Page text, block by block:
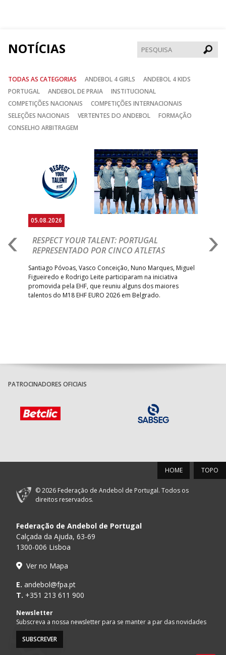
NOTÍCIAS
TODAS AS CATEGORIAS ANDEBOL 4 GIRLS
ANDEBOL 4 KIDS
PORTUGAL
ANDEBOL DE PRAIA
INSTITUCIONAL
COMPETIÇÕES NACIONAIS
COMPETIÇÕES INTERNACIONAIS
SELEÇÕES NACIONAIS
VERTENTES DO ANDEBOL
FORMAÇÃO
CONSELHO ARBITRAGEM
05.08.2026
RESPECT YOUR TALENT: PORTUGAL
REPRESENTADO POR CINCO ATLETAS
Santiago Póvoas, Vasco Conceição, Nuno Marques, Miguel
Figueiredo e Rodrigo Leite participaram na iniciativa
promovida pela EHF, que reuniu alguns dos maiores
talentos do M18 EHF EURO 2026 em Belgrado.
PATROCINADORES OFICIAIS
TOPO
HOME
© 2026 Federação de Andebol de Portugal. Todos os
direitos reservados.
Federação de Andebol de Portugal
Calçada da Ajuda, 63-69
1300-006 Lisboa
Ver no Mapa
E. andebol@fpa.pt
T. +351 213 611 900
Newsletter
Subscreva a nossa newsletter para se manter a par das novidades
SUBSCREVER